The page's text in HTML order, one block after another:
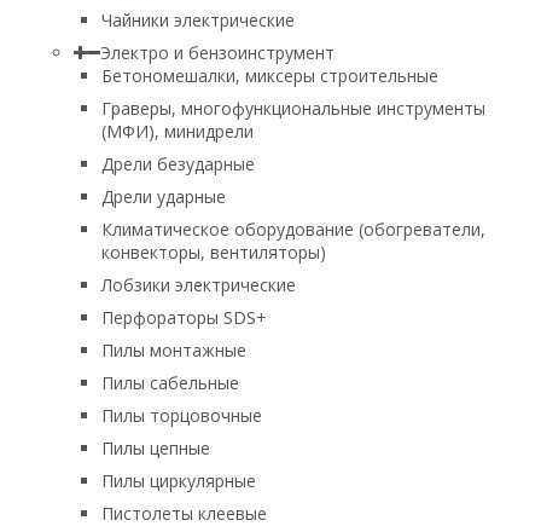
Чайники электрические
Электро и бензоинструмент
Бетономешалки, миксеры строительные
Граверы, многофункциональные инструменты
(МФИ), минидрели
Дрели безударные
Дрели ударные
Климатическое оборудование (обогреватели,
конвекторы, вентиляторы)
Лобзики электрические
Перфораторы SDS+
Пилы монтажные
Пилы сабельные
Пилы торцовочные
Пилы цепные
Пилы циркулярные
Пистолеты клеевые